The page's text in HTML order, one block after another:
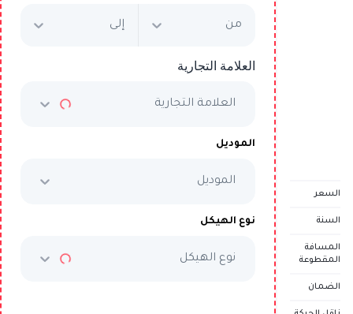
السعر
السنة
المسافة
المقطوعة
الضمان
AED 2,938/شهرياً
AED 149,999
من إلى
العلامة التجارية
العلامة التجارية
الموديل
الموديل
نوع الهيكل
نوع الهيكل